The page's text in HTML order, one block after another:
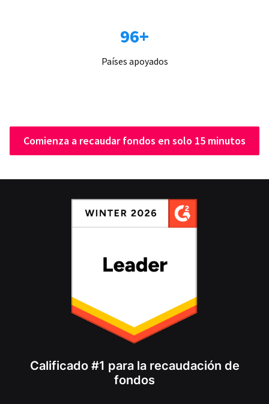
96+
Países apoyados
Comienza a recaudar fondos en solo 15 minutos
Calificado #1 para la recaudación de
fondos